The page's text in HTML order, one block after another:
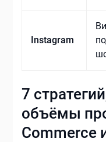
Instagram
7
объёмы
Commerce